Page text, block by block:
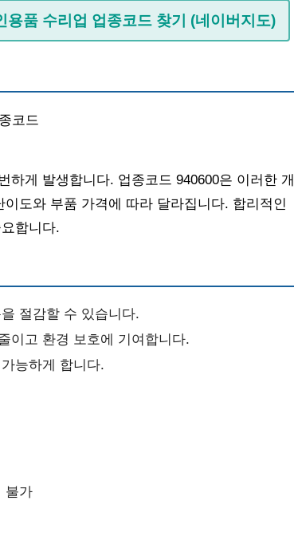
품 수리업 업종코드 찾기 (네이버지도)
코드
하게 발생합니다. 업종코드 940600은 이러한 개
도와 부품 가격에 따라 달라집니다. 합리적인
합니다.
절감할 수 있습니다.
이고 환경 보호에 기여합니다.
능하게 합니다.
불가